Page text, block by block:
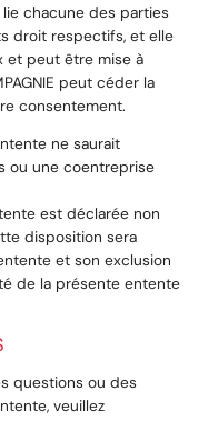
chacune des parties
droit respectifs, et elle
et peut être mise à
peut céder la
consentement.
ne saurait
ou une coentreprise
est déclarée non
disposition sera
et son exclusion
de la présente entente
questions ou des
veuillez